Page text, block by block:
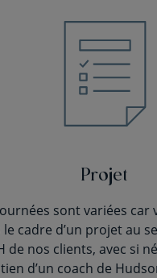
Projet
sont variées car
le cadre d’un projet au
de nos clients, avec si
d’un coach de